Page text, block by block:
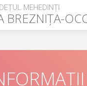
MEHEDINȚI
BREZNIȚA-